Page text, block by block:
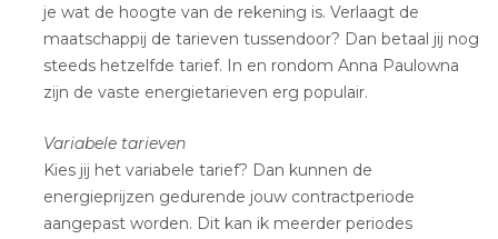
je wat de hoogte van de rekening is. Verlaagt de
maatschappij de tarieven tussendoor? Dan betaal jij nog
steeds hetzelfde tarief. In en rondom Anna Paulowna
zijn de vaste energietarieven erg populair.
Variabele tarieven
Kies jij het variabele tarief? Dan kunnen de
energieprijzen gedurende jouw contractperiode
aangepast worden. Dit kan ik meerder periodes